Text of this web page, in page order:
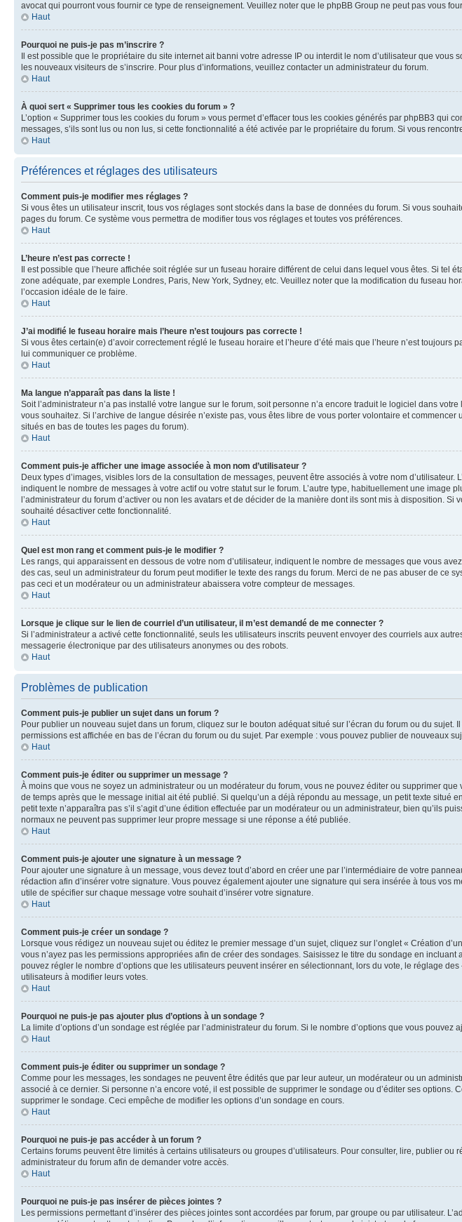
avocat qui pourront vous fournir ce type de renseignement. Veuillez noter que le phpBB Group ne peut pas vous
Haut
Pourquoi ne puis-je pas m’inscrire ?
Il est possible que le propriétaire du site internet ait banni votre adresse IP ou interdit le nom d’utilisateur que
les nouveaux visiteurs de s’inscrire. Pour plus d’informations, veuillez contacter un administrateur du forum.
Haut
À quoi sert « Supprimer tous les cookies du forum » ?
L’option « Supprimer tous les cookies du forum » vous permet d’effacer tous les cookies générés par phpBB3
messages, s’ils sont lus ou non lus, si cette fonctionnalité a été activée par le propriétaire du forum. Si vous
Haut
Préférences et réglages des utilisateurs
Comment puis-je modifier mes réglages ?
Si vous êtes un utilisateur inscrit, tous vos réglages sont stockés dans la base de données du forum. Si vous
pages du forum. Ce système vous permettra de modifier tous vos réglages et toutes vos préférences.
Haut
L’heure n’est pas correcte !
Il est possible que l’heure affichée soit réglée sur un fuseau horaire différent de celui dans lequel vous êtes. Si
zone adéquate, par exemple Londres, Paris, New York, Sydney, etc. Veuillez noter que la modification du fuseau
l’occasion idéale de le faire.
Haut
J’ai modifié le fuseau horaire mais l’heure n’est toujours pas correcte !
Si vous êtes certain(e) d’avoir correctement réglé le fuseau horaire et l’heure d’été mais que l’heure n’est
lui communiquer ce problème.
Haut
Ma langue n’apparaît pas dans la liste !
Soit l’administrateur n’a pas installé votre langue sur le forum, soit personne n’a encore traduit le logiciel dans
vous souhaitez. Si l’archive de langue désirée n’existe pas, vous êtes libre de vous porter volontaire et
situés en bas de toutes les pages du forum).
Haut
Comment puis-je afficher une image associée à mon nom d’utilisateur ?
Deux types d’images, visibles lors de la consultation de messages, peuvent être associés à votre nom
indiquent le nombre de messages à votre actif ou votre statut sur le forum. L’autre type, habituellement une
l’administrateur du forum d’activer ou non les avatars et de décider de la manière dont ils sont mis à disposition.
souhaité désactiver cette fonctionnalité.
Haut
Quel est mon rang et comment puis-je le modifier ?
Les rangs, qui apparaissent en dessous de votre nom d’utilisateur, indiquent le nombre de messages que vous
des cas, seul un administrateur du forum peut modifier le texte des rangs du forum. Merci de ne pas abuser de ce
pas ceci et un modérateur ou un administrateur abaissera votre compteur de messages.
Haut
Lorsque je clique sur le lien de courriel d’un utilisateur, il m’est demandé de me connecter ?
Si l’administrateur a activé cette fonctionnalité, seuls les utilisateurs inscrits peuvent envoyer des courriels aux
messagerie électronique par des utilisateurs anonymes ou des robots.
Haut
Problèmes de publication
Comment puis-je publier un sujet dans un forum ?
Pour publier un nouveau sujet dans un forum, cliquez sur le bouton adéquat situé sur l’écran du forum ou du
permissions est affichée en bas de l’écran du forum ou du sujet. Par exemple : vous pouvez publier de nouveaux
Haut
Comment puis-je éditer ou supprimer un message ?
À moins que vous ne soyez un administrateur ou un modérateur du forum, vous ne pouvez éditer ou supprimer
de temps après que le message initial ait été publié. Si quelqu’un a déjà répondu au message, un petit texte situé
petit texte n’apparaîtra pas s’il s’agit d’une édition effectuée par un modérateur ou un administrateur, bien qu’ils
normaux ne peuvent pas supprimer leur propre message si une réponse a été publiée.
Haut
Comment puis-je ajouter une signature à un message ?
Pour ajouter une signature à un message, vous devez tout d’abord en créer une par l’intermédiaire de votre
rédaction afin d’insérer votre signature. Vous pouvez également ajouter une signature qui sera insérée à tous
utile de spécifier sur chaque message votre souhait d’insérer votre signature.
Haut
Comment puis-je créer un sondage ?
Lorsque vous rédigez un nouveau sujet ou éditez le premier message d’un sujet, cliquez sur l’onglet « Création
vous n’ayez pas les permissions appropriées afin de créer des sondages. Saisissez le titre du sondage en
pouvez régler le nombre d’options que les utilisateurs peuvent insérer en sélectionnant, lors du vote, le réglage
utilisateurs à modifier leurs votes.
Haut
Pourquoi ne puis-je pas ajouter plus d’options à un sondage ?
La limite d’options d’un sondage est réglée par l’administrateur du forum. Si le nombre d’options que vous
Haut
Comment puis-je éditer ou supprimer un sondage ?
Comme pour les messages, les sondages ne peuvent être édités que par leur auteur, un modérateur ou un
associé à ce dernier. Si personne n’a encore voté, il est possible de supprimer le sondage ou d’éditer ses
supprimer le sondage. Ceci empêche de modifier les options d’un sondage en cours.
Haut
Pourquoi ne puis-je pas accéder à un forum ?
Certains forums peuvent être limités à certains utilisateurs ou groupes d’utilisateurs. Pour consulter, lire, publier
administrateur du forum afin de demander votre accès.
Haut
Pourquoi ne puis-je pas insérer de pièces jointes ?
Les permissions permettant d’insérer des pièces jointes sont accordées par forum, par groupe ou par utilisateur.